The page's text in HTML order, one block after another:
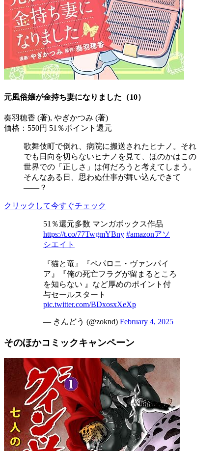
元風俗嬢が金持ち妻になりました（10）
奏羽穂香 (著), やぎかつみ (著)
価格：550円 51％ポイント還元
歌舞伎町で倒れ、病院に搬送されたヒナノ。それ
でも日向を切らないヒナノを見て、ほのかはこの
世界での「正しさ」は何だろうと考えてしまう。
そんなある日、思わぬ仕事が舞い込んできて
――？
クリックして今すぐチェック
51％還元多数 マンガボックス作品
https://t.co/77TwgmYBny #amazonアソ
シエイト
『猫と竜』『ペパロニ・ヴァンパイ
ア』『俺の死亡フラグが留まるところ
を知らない 』など厚めのポイント付
与セールスタート
pic.twitter.com/BDxosxXeXp
— きんどう (@zoknd) February 4, 2025
そのほかコミックキャンペーン